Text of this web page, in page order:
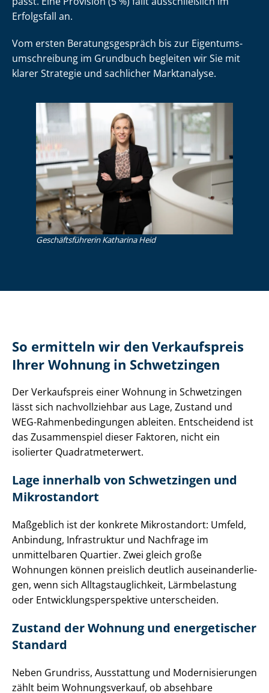
Erfolgsfall an.
Vom ersten Be­ra­tungs­ge­spräch bis zur Ei­gen­tums­
um­schrei­bung im Grundbuch begleiten wir Sie mit
klarer Strategie und sachlicher Marktanalyse.
Ge­schäfts­füh­re­rin Katharina Heid
So ermitteln wir den Verkaufspreis
Ihrer Wohnung in Schwetzingen
Der Verkaufspreis einer Wohnung in Schwetzingen
lässt sich nachvollziehbar aus Lage, Zustand und
WEG-Rah­men­be­din­gun­gen ableiten. Entscheidend ist
das Zusammenspiel dieser Faktoren, nicht ein
isolierter Qua­drat­me­ter­wert.
Lage innerhalb von Schwetzingen und
Mikrostandort
Maßgeblich ist der konkrete Mikrostandort: Umfeld,
Anbindung, Infrastruktur und Nachfrage im
unmittelbaren Quartier. Zwei gleich große
Wohnungen können preislich deutlich aus­ein­an­der­lie­
gen, wenn sich All­tags­taug­lich­keit, Lärmbelastung
oder Ent­wick­lungs­per­spek­ti­ve unterscheiden.
Zustand der Wohnung und energetischer
Standard
Neben Grundriss, Ausstattung und Mo­der­ni­sie­run­gen
zählt beim Wohnungsverkauf, ob absehbare